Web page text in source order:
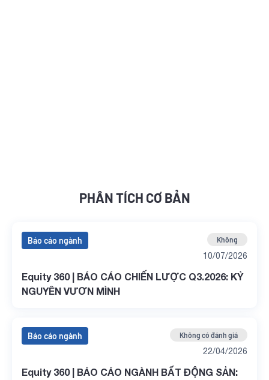
PHÂN TÍCH CƠ BẢN
Báo cáo ngành Không
10/07/2026
Equity 360 | BÁO CÁO CHIẾN LƯỢC Q3.2026: KỶ
NGUYÊN VƯƠN MÌNH
Báo cáo ngành Không có đánh giá
22/04/2026
Equity 360 | BÁO CÁO NGÀNH BẤT ĐỘNG SẢN: